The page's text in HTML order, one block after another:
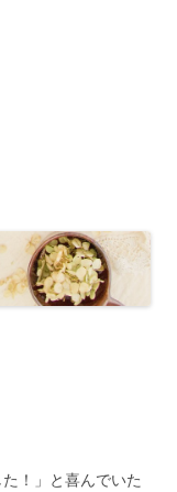
！」と喜んでいた